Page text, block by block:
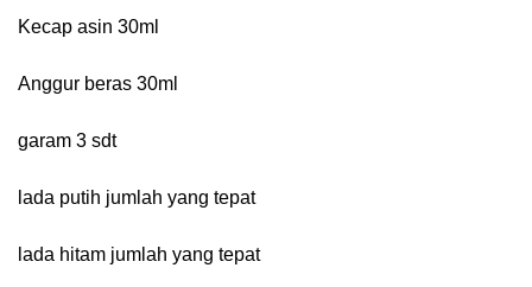
Kecap asin 30ml
Anggur beras 30ml
garam 3 sdt
lada putih jumlah yang tepat
lada hitam jumlah yang tepat